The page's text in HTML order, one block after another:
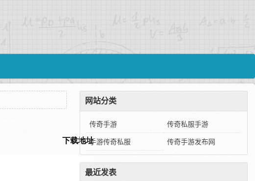
网站分类
传奇手游 传奇私服手游
手游传奇私服 传奇手游发布网
最近发表